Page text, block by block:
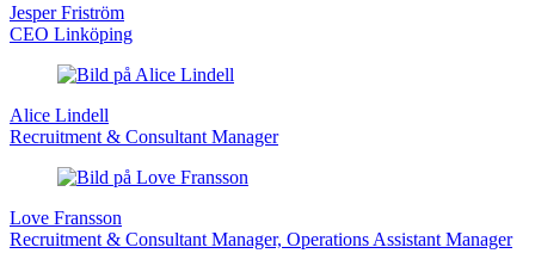
Jesper Friström
CEO Linköping
Alice Lindell
Recruitment & Consultant Manager
Love Fransson
Recruitment & Consultant Manager, Operations Assistant Manager